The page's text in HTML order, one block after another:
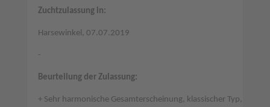
Zuchtzulassung in:
Harsewinkel, 07.07.2019
-
Beurteilung der Zulassung:
+ Sehr harmonische Gesamterscheinung, klassischer Typ,